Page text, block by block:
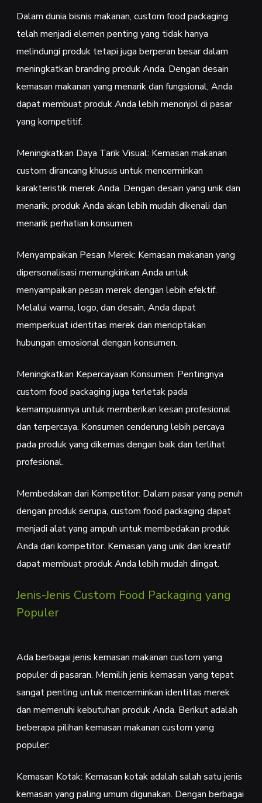
Dalam dunia bisnis makanan, custom food packaging
telah menjadi elemen penting yang tidak hanya
melindungi produk tetapi juga berperan besar dalam
meningkatkan branding produk Anda. Dengan desain
kemasan makanan yang menarik dan fungsional, Anda
dapat membuat produk Anda lebih menonjol di pasar
yang kompetitif.
Meningkatkan Daya Tarik Visual: Kemasan makanan
custom dirancang khusus untuk mencerminkan
karakteristik merek Anda. Dengan desain yang unik dan
menarik, produk Anda akan lebih mudah dikenali dan
menarik perhatian konsumen.
Menyampaikan Pesan Merek: Kemasan makanan yang
dipersonalisasi memungkinkan Anda untuk
menyampaikan pesan merek dengan lebih efektif.
Melalui warna, logo, dan desain, Anda dapat
memperkuat identitas merek dan menciptakan
hubungan emosional dengan konsumen.
Meningkatkan Kepercayaan Konsumen: Pentingnya
custom food packaging juga terletak pada
kemampuannya untuk memberikan kesan profesional
dan terpercaya. Konsumen cenderung lebih percaya
pada produk yang dikemas dengan baik dan terlihat
profesional.
Membedakan dari Kompetitor: Dalam pasar yang penuh
dengan produk serupa, custom food packaging dapat
menjadi alat yang ampuh untuk membedakan produk
Anda dari kompetitor. Kemasan yang unik dan kreatif
dapat membuat produk Anda lebih mudah diingat.
Jenis-Jenis Custom Food Packaging yang
Populer
Ada berbagai jenis kemasan makanan custom yang
populer di pasaran. Memilih jenis kemasan yang tepat
sangat penting untuk mencerminkan identitas merek
dan memenuhi kebutuhan produk Anda. Berikut adalah
beberapa pilihan kemasan makanan custom yang
populer:
Kemasan Kotak: Kemasan kotak adalah salah satu jenis
kemasan yang paling umum digunakan. Dengan berbagai